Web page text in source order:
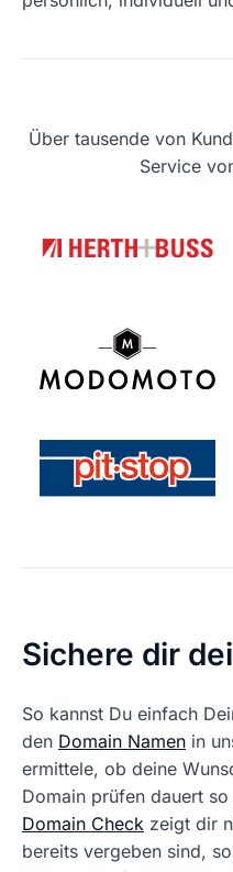
Über tausende von
Service
Sichere dir
So kannst Du einfach
den Domain Namen in
ermittele, ob deine
Domain prüfen dauert
Domain Check zeigt dir
bereits vergeben sind,